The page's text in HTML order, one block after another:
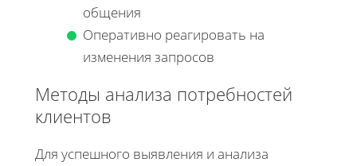
общения
Оперативно реагировать на
изменения запросов
Методы анализа потребностей
клиентов
Для успешного выявления и анализа